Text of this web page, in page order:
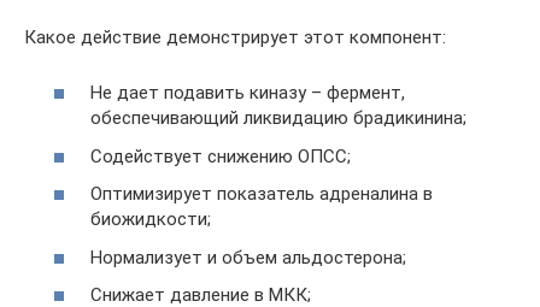
Какое действие демонстрирует этот компонент:
Не дает подавить киназу – фермент,
обеспечивающий ликвидацию брадикинина;
Содействует снижению ОПСС;
Оптимизирует показатель адреналина в
биожидкости;
Нормализует и объем альдостерона;
Снижает давление в МКК;